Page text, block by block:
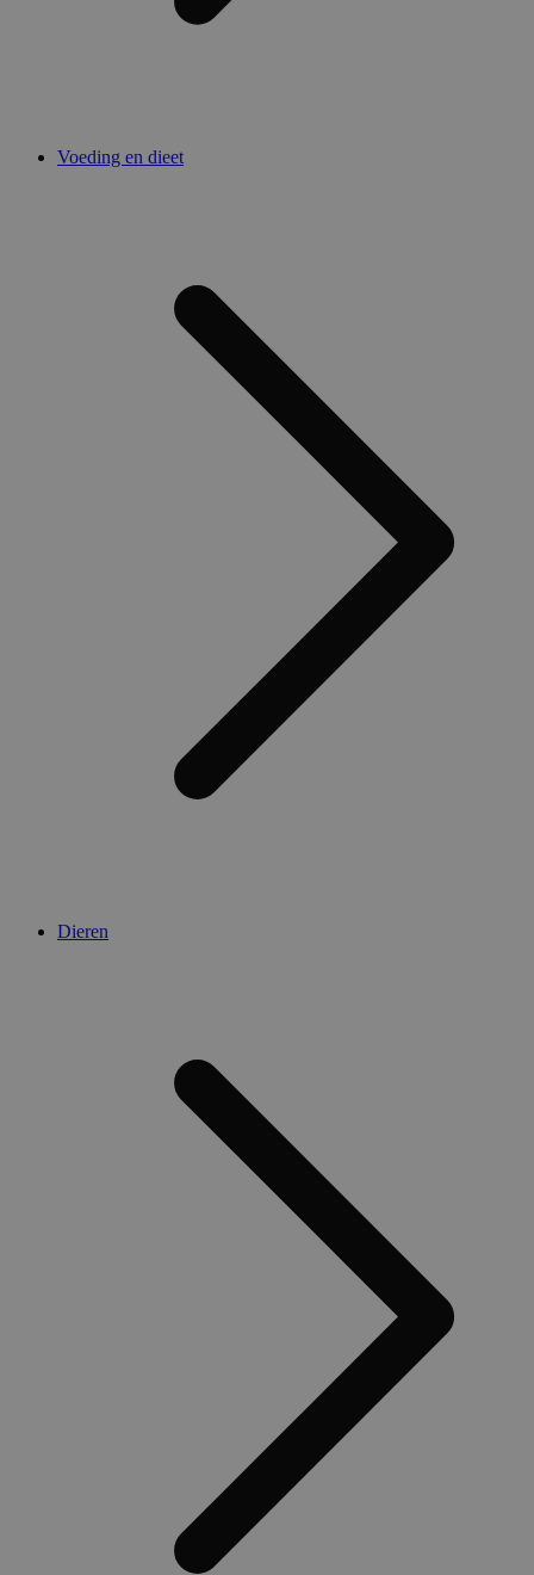
Voeding en dieet
Dieren